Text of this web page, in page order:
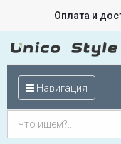
Оплата и
Навигация